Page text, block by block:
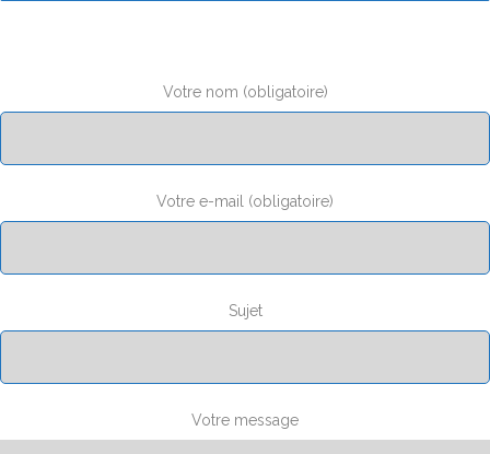
Votre nom (obligatoire)
Votre e-mail (obligatoire)
Sujet
Votre message